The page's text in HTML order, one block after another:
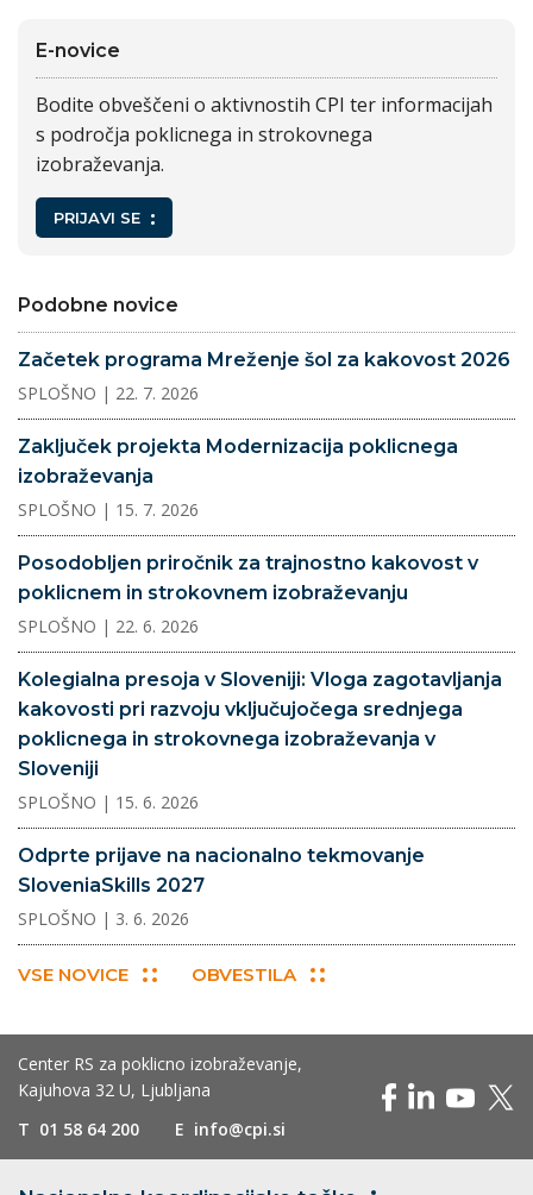
E-novice
Bodite obveščeni o aktivnostih CPI ter informacijah
s področja poklicnega in strokovnega
izobraževanja.
PRIJAVI SE
Podobne novice
Začetek programa Mreženje šol za kakovost 2026
SPLOŠNO | 22. 7. 2026
Zaključek projekta Modernizacija poklicnega
izobraževanja
SPLOŠNO | 15. 7. 2026
Posodobljen priročnik za trajnostno kakovost v
poklicnem in strokovnem izobraževanju
SPLOŠNO | 22. 6. 2026
Kolegialna presoja v Sloveniji: Vloga zagotavljanja
kakovosti pri razvoju vključujočega srednjega
poklicnega in strokovnega izobraževanja v
Sloveniji
SPLOŠNO | 15. 6. 2026
Odprte prijave na nacionalno tekmovanje
SloveniaSkills 2027
SPLOŠNO | 3. 6. 2026
VSE NOVICE OBVESTILA
Center RS za poklicno izobraževanje,
Kajuhova 32 U, Ljubljana
T 01 58 64 200 E info@cpi.si